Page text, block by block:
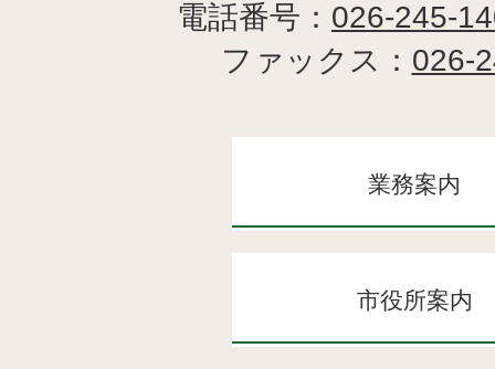
電話番号： 026-245-
ファックス： 026-
業務案内
市役所案内